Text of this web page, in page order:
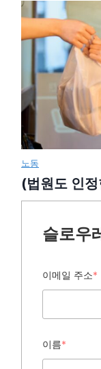
노동
(법원도 인
슬로우
이메일 주소*
이름*